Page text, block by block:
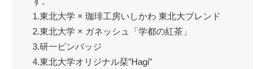
1.東北大学 × 珈琲工房いしかわ 東北大ブレンド
2.東北大学 × ガネッシュ「学都の紅茶」
3.研一ピンバッジ
4.東北大学オリジナル栞”Hagi”